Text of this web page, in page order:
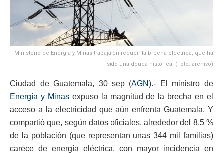
Ministerio de Energía y Minas trabaja en reducir la brecha eléctrica, que ha
sido una deuda histórica. (Foto: archivo)
Ciudad de Guatemala, 30 sep (AGN).- El ministro de
Energía y Minasexpuso la magnitud de la brecha en el
acceso a la electricidad que aún enfrenta Guatemala. Y
compartió que, según datos oficiales, alrededor del 8.5 %
de la población (que representan unas 344 mil familias)
carece de energía eléctrica, con mayor incidencia en